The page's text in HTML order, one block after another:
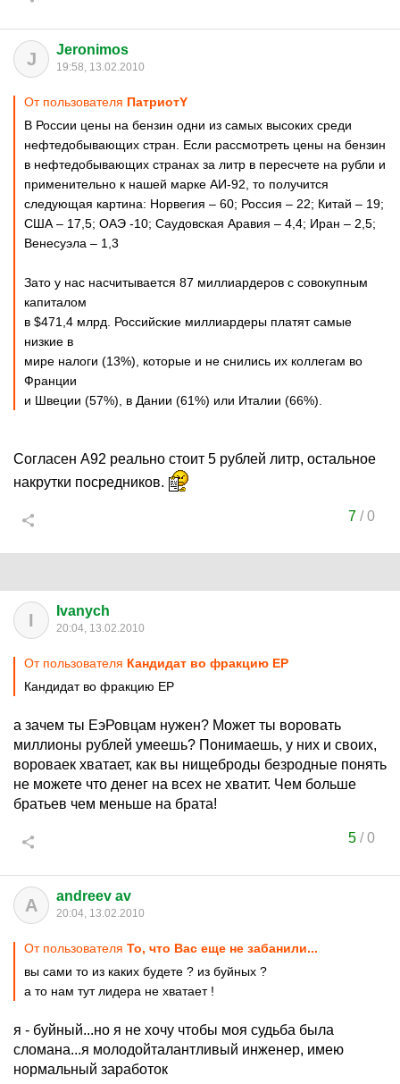
J Jeronimos
19:58, 13.02.2010
От пользователя ПатриотY
В России цены на бензин одни из самых высоких среди
нефтедобывающих стран. Если рассмотреть цены на бензин
в нефтедобывающих странах за литр в пересчете на рубли и
применительно к нашей марке АИ-92, то получится
следующая картина: Норвегия – 60; Россия – 22; Китай – 19;
США – 17,5; ОАЭ -10; Саудовская Аравия – 4,4; Иран – 2,5;
Венесуэла – 1,3
Зато у нас насчитывается 87 миллиардеров с совокупным
капиталом
в $471,4 млрд. Российские миллиардеры платят самые
низкие в
мире налоги (13%), которые и не снились их коллегам во
Франции
и Швеции (57%), в Дании (61%) или Италии (66%).
Согласен А92 реально стоит 5 рублей литр, остальное
накрутки посредников.
7/0
I Ivanych
20:04, 13.02.2010
От пользователя Кандидат во фракцию ЕР
Кандидат во фракцию ЕР
а зачем ты ЕэРовцам нужен? Может ты воровать
миллионы рублей умеешь? Понимаешь, у них и своих,
вороваек хватает, как вы нищеброды безродные понять
не можете что денег на всех не хватит. Чем больше
братьев чем меньше на брата!
5/0
A andreev av
20:04, 13.02.2010
От пользователя То, что Вас еще не забанили...
вы сами то из каких будете ? из буйных ?
а то нам тут лидера не хватает !
я - буйный...но я не хочу чтобы моя судьба была
сломана...я молодойталантливый инженер, имею
нормальный заработок